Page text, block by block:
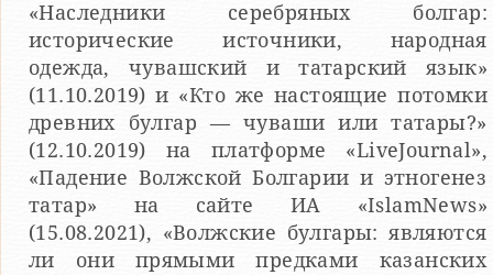
«Наследники серебряных болгар:
исторические источники, народная
одежда, чувашский и татарский язык»
(11.10.2019) и «Кто же настоящие потомки
древних булгар — чуваши или татары?»
(12.10.2019) на платформе «LiveJournal»,
«Падение Волжской Болгарии и этногенез
татар» на сайте ИА «IslamNews»
(15.08.2021), «Волжские булгары: являются
ли они прямыми предками казанских